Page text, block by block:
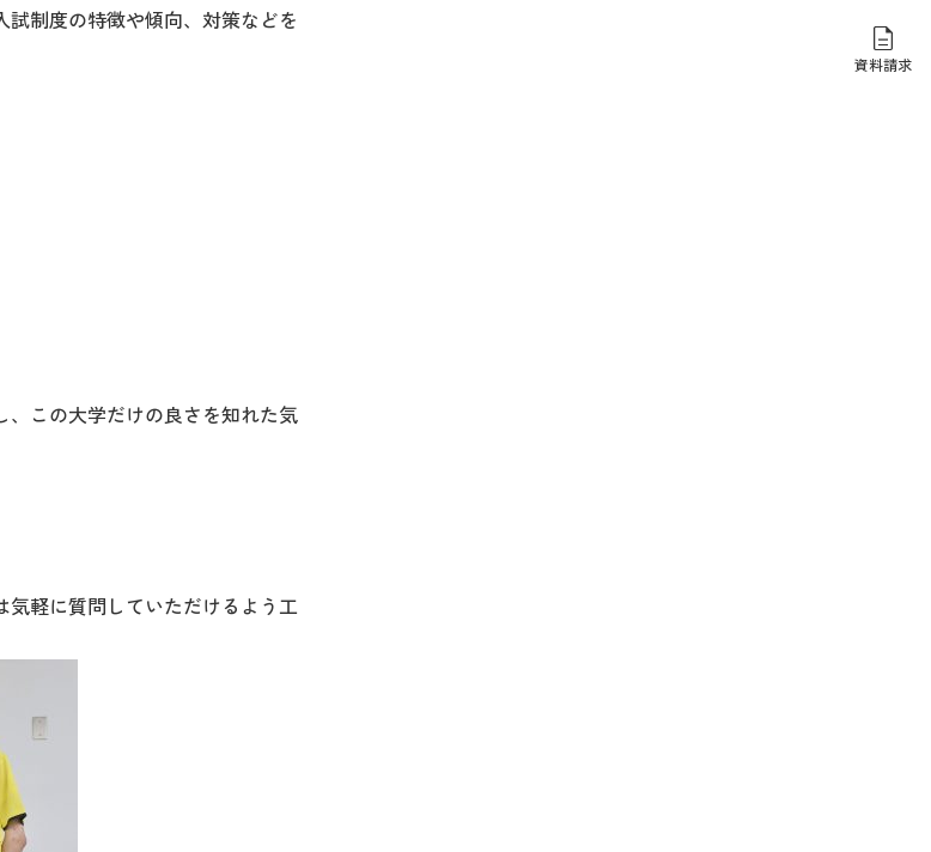
資料請求
制度の特徴や傾向、対策などを
この大学だけの良さを知れた気
軽に質問していただけるよう工